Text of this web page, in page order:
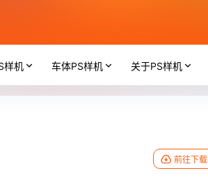
样机 车体PS样机 关于PS样机
前往下载